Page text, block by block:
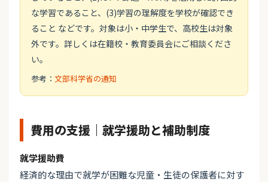
な学習であること、(3)学習の理解度を学校が確認でき
ること などです。対象は小・中学生で、高校生は対象
外です。詳しくは在籍校・教育委員会にご相談くださ
い。
参考： 文部科学省の通知
費用の支援｜就学援助と補助制度
就学援助費
経済的な理由で就学が困難な児童・生徒の保護者に対す